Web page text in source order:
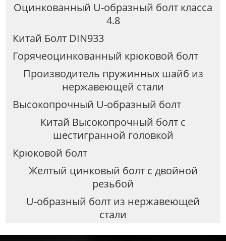
Оцинкованный U-образный болт класса
4.8
Китай Болт DIN933
Горячеоцинкованный крюковой болт
Производитель пружинных шайб из
нержавеющей стали
Высокопрочный U-образный болт
Китай Высокопрочный болт с
шестигранной головкой
Крюковой болт
Желтый цинковый болт с двойной
резьбой
U-образный болт из нержавеющей
стали